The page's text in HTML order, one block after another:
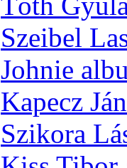
Szeibel
Johnie
Kapecz
Szikora